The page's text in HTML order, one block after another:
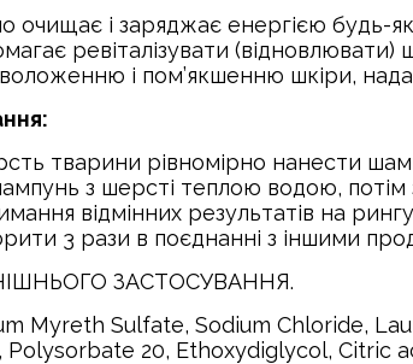
очищає і заряджає енергією будь-
ревіталізувати
і пом’якшенню шкіри,
тварини рівномірно нанести
з шерсті теплою водою, потім
відмінних результатів на
3 рази в поєднанні з іншими
ЗАСТОСУВАННЯ.
Myreth Sulfate, Sodium Chloride,
20, Ethoxydiglycol, Citric